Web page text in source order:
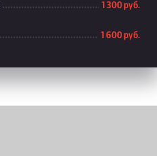
1 300 руб.
1 600 руб.